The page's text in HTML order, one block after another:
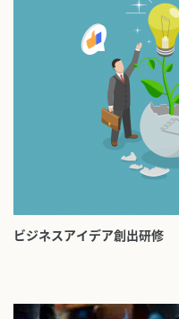
ビジネスアイデア創出研修